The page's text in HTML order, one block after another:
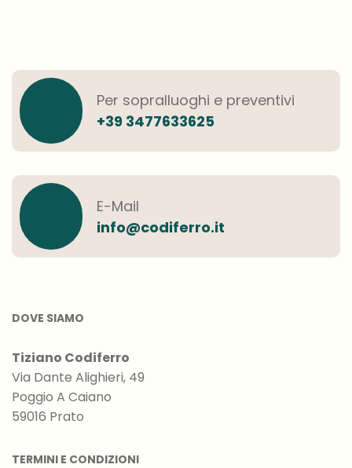
Per sopralluoghi e preventivi
+39 3477633625
E-Mail
info@codiferro.it
DOVE SIAMO
Tiziano Codiferro
Via Dante Alighieri, 49
Poggio A Caiano
59016 Prato
TERMINI E CONDIZIONI